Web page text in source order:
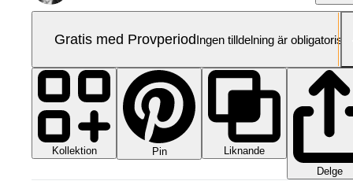
Gratis med ProvperiodIngen tilldelning är obligatorisk
Kollektion Pin
Liknande
Delge